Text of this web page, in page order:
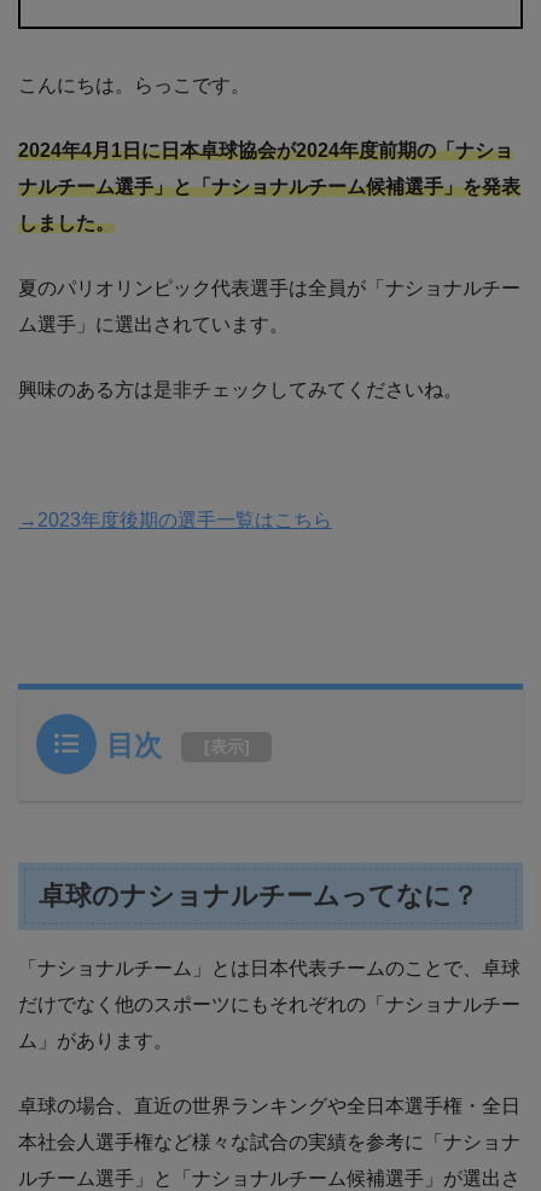
こんにちは。らっこです。
2024年4月1日に日本卓球協会が2024年度前期の「ナショ
ナルチーム選手」と「ナショナルチーム候補選手」を発表
しました。
夏のパリオリンピック代表選手は全員が「ナショナルチー
ム選手」に選出されています。
興味のある方は是非チェックしてみてくださいね。
→2023年度後期の選手一覧はこちら
目次 [表示]
卓球のナショナルチームってなに？
「ナショナルチーム」とは日本代表チームのことで、卓球
だけでなく他のスポーツにもそれぞれの「ナショナルチー
ム」があります。
卓球の場合、直近の世界ランキングや全日本選手権・全日
本社会人選手権など様々な試合の実績を参考に「ナショナ
ルチーム選手」と「ナショナルチーム候補選手」が選出さ